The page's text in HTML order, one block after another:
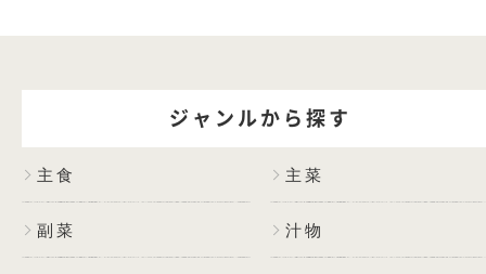
ジャンルから探す
主食 主菜
副菜 汁物